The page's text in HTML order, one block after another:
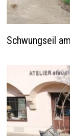
Schwungseil